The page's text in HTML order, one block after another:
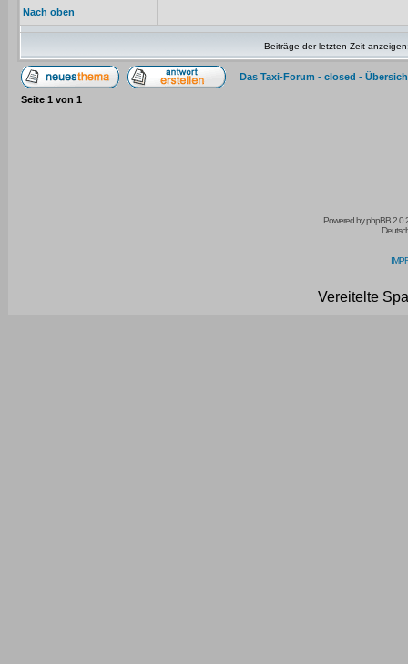
Nach oben
Beiträge der letzten Zeit
Das Taxi-Forum - closed -
Seite 1 von 1
Powered byphpBB
Vereitelte